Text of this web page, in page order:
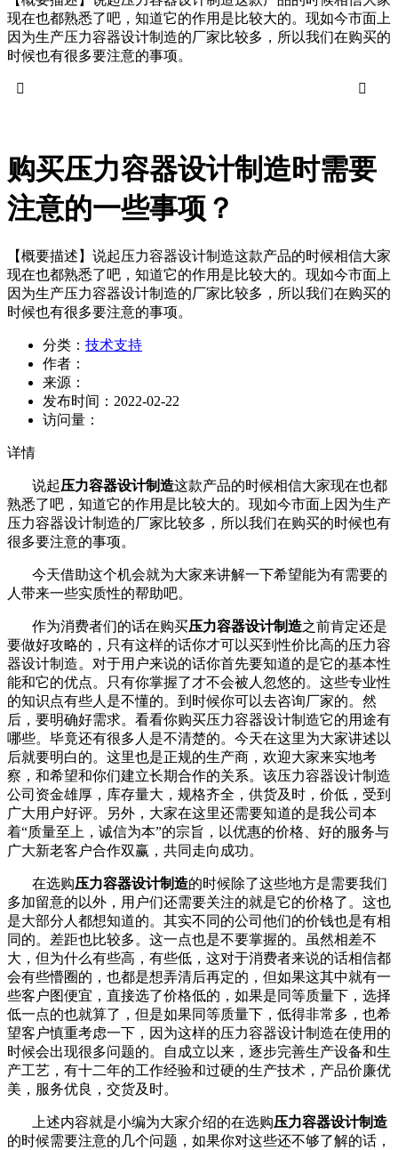
现在也都熟悉了吧，知道它的作用是比较大的。现如今市面上
因为生产压力容器设计制造的厂家比较多，所以我们在购买的
时候也有很多要注意的事项。


购买压力容器设计制造时需要
注意的一些事项？
【概要描述】 说起压力容器设计制造这款产品的时候相信大家
现在也都熟悉了吧，知道它的作用是比较大的。现如今市面上
因为生产压力容器设计制造的厂家比较多，所以我们在购买的
时候也有很多要注意的事项。
分类： 技术支持
作者：
来源：
发布时间： 2022-02-22
访问量：
详情
说起压力容器设计制造这款产品的时候相信大家现在也都
熟悉了吧，知道它的作用是比较大的。现如今市面上因为生产
压力容器设计制造的厂家比较多，所以我们在购买的时候也有
很多要注意的事项。
今天借助这个机会就为大家来讲解一下希望能为有需要的
人带来一些实质性的帮助吧。
作为消费者们的话在购买压力容器设计制造之前肯定还是
要做好攻略的，只有这样的话你才可以买到性价比高的压力容
器设计制造。对于用户来说的话你首先要知道的是它的基本性
能和它的优点。只有你掌握了才不会被人忽悠的。这些专业性
的知识点有些人是不懂的。到时候你可以去咨询厂家的。然
后，要明确好需求。看看你购买压力容器设计制造它的用途有
哪些。毕竟还有很多人是不清楚的。今天在这里为大家讲述以
后就要明白的。这里也是正规的生产商，欢迎大家来实地考
察，和希望和你们建立长期合作的关系。该压力容器设计制造
公司资金雄厚，库存量大，规格齐全，供货及时，价低，受到
广大用户好评。另外，大家在这里还需要知道的是我公司本
着“质量至上，诚信为本”的宗旨，以优惠的价格、好的服务与
广大新老客户合作双赢，共同走向成功。
在选购压力容器设计制造的时候除了这些地方是需要我们
多加留意的以外，用户们还需要关注的就是它的价格了。这也
是大部分人都想知道的。其实不同的公司他们的价钱也是有相
同的。差距也比较多。这一点也是不要掌握的。虽然相差不
大，但为什么有些高，有些低，这对于消费者来说的话相信都
会有些懵圈的，也都是想弄清后再定的，但如果这其中就有一
些客户图便宜，直接选了价格低的，如果是同等质量下，选择
低一点的也就算了，但是如果同等质量下，低得非常多，也希
望客户慎重考虑一下，因为这样的压力容器设计制造在使用的
时候会出现很多问题的。自成立以来，逐步完善生产设备和生
产工艺，有十二年的工作经验和过硬的生产技术，产品价廉优
美，服务优良，交货及时。
上述内容就是小编为大家介绍的在选购压力容器设计制造
的时候需要注意的几个问题，如果你对这些还不够了解的话，